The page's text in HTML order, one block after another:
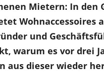
Mietern: In den
Wohnaccessoires
und
warum es vor drei
aus dieser wieder